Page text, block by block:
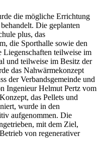
die mögliche Errichtung
Die geplanten
plus, das
die Sporthalle sowie den
Liegenschaften teilweise im
und teilweise im Besitz der
das Nahwärmekonzept
der Verbandsgemeinde und
Ingenieur Helmut Pertz vom
das Pellets und
wurde in den
aufgenommen. Die
mit dem Ziel,
von regenerativer